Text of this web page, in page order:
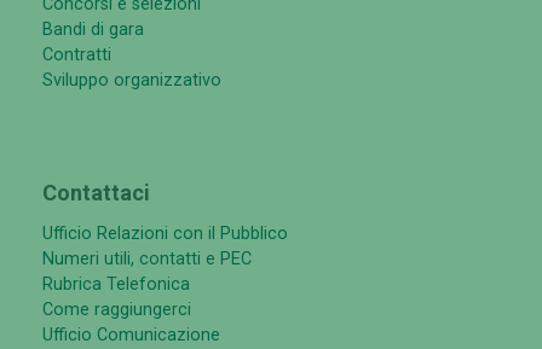
Concorsi e selezioni
Bandi di gara
Contratti
Sviluppo organizzativo
Contattaci
Ufficio Relazioni con il Pubblico
Numeri utili, contatti e PEC
Rubrica Telefonica
Come raggiungerci
Ufficio Comunicazione